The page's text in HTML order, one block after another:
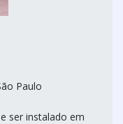
Paulo
ser instalado em